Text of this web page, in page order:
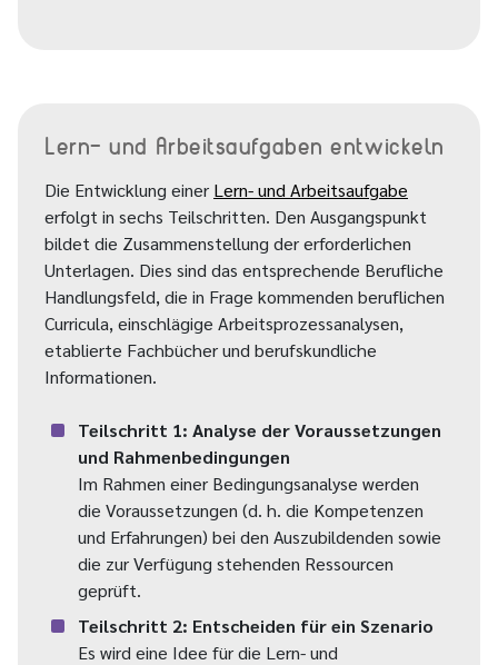
Lern- und Arbeitsaufgaben entwickeln
Die Entwicklung einer Lern- und Arbeitsaufgabe
erfolgt in sechs Teilschritten. Den Ausgangspunkt
bildet die Zusammenstellung der erforderlichen
Unterlagen. Dies sind das entsprechende Berufliche
Handlungsfeld, die in Frage kommenden beruflichen
Curricula, einschlägige Arbeitsprozessanalysen,
etablierte Fachbücher und berufskundliche
Informationen.
Teilschritt 1: Analyse der Voraussetzungen
und Rahmenbedingungen
Im Rahmen einer Bedingungsanalyse werden
die Voraussetzungen (d. h. die Kompetenzen
und Erfahrungen) bei den Auszubildenden sowie
die zur Verfügung stehenden Ressourcen
geprüft.
Teilschritt 2: Entscheiden für ein Szenario
Es wird eine Idee für die Lern- und